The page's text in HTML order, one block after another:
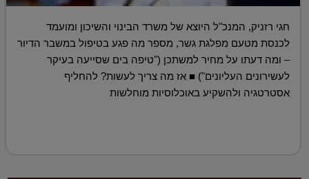
חגי רזניק, המנכ"ל היוצא של משרד הבינוי והשיכון ומועמד
לכנסת מטעם מפלגת גשר, מספר מה פגע בטיפול במשבר הדיור
– ומה דעתו על מחיר למשתכן ("טיפה בים שסייעה בעיקר
לעשירונים העליונים") ■ אז מה צריך לעשות? להחליף
אסטרטגיה ולהשקיע באוכלוסיות מוחלשות